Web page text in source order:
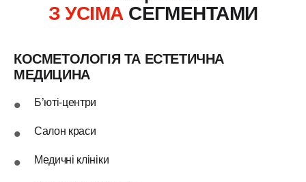
З УСІМА СЕГМЕНТАМИ
КОСМЕТОЛОГІЯ ТА ЕСТЕТИЧНА
МЕДИЦИНА
Б’юті-центри
Салон краси
Медичні клініки